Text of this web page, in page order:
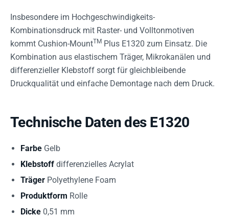
Insbesondere im Hochgeschwindigkeits-
Kombinationsdruck mit Raster- und Volltonmotiven
kommt Cushion-MountTM Plus E1320 zum Einsatz. Die
Kombination aus elastischem Träger, Mikrokanälen und
differenzieller Klebstoff sorgt für gleichbleibende
Druckqualität und einfache Demontage nach dem Druck.
Technische Daten des E1320
Farbe Gelb
Klebstoff differenzielles Acrylat
Träger Polyethylene Foam
Produktform Rolle
Dicke 0,51 mm